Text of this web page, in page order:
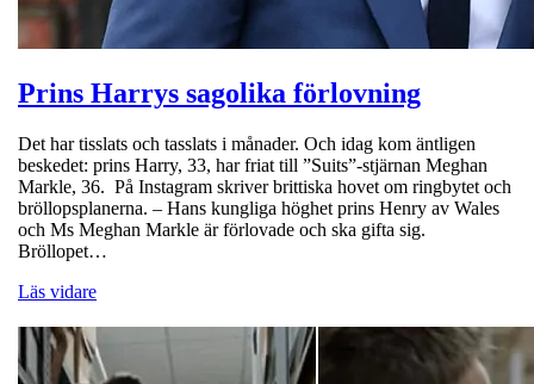
Prins Harrys sagolika förlovning
Det har tisslats och tasslats i månader. Och idag kom äntligen
beskedet: prins Harry, 33, har friat till ”Suits”-stjärnan Meghan
Markle, 36. På Instagram skriver brittiska hovet om ringbytet och
bröllopsplanerna. – Hans kungliga höghet prins Henry av Wales
och Ms Meghan Markle är förlovade och ska gifta sig.
Bröllopet…
Läs vidare